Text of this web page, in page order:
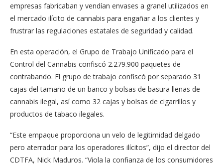
empresas fabricaban y vendían envases a granel utilizados en
el mercado ilícito de cannabis para engañar a los clientes y
frustrar las regulaciones estatales de seguridad y calidad.
En esta operación, el Grupo de Trabajo Unificado para el
Control del Cannabis confiscó 2.279.900 paquetes de
contrabando. El grupo de trabajo confiscó por separado 31
cajas del tamaño de un banco y bolsas de basura llenas de
cannabis ilegal, así como 32 cajas y bolsas de cigarrillos y
productos de tabaco ilegales.
“Este empaque proporciona un velo de legitimidad delgado
pero aterrador para los operadores ilícitos”, dijo el director del
CDTFA, Nick Maduros. “Viola la confianza de los consumidores